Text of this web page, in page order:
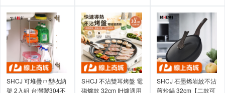
SHCJ 可堆疊ㄇ型收納
架 2入組 台灣製304不
SHCJ 不沾雙耳烤盤 電
磁爐款 32cm IH爐適用
SHCJ 石墨烯岩紋不沾
煎炒鍋 32cm【二款可